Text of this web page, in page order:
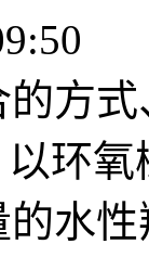
方
以环
水